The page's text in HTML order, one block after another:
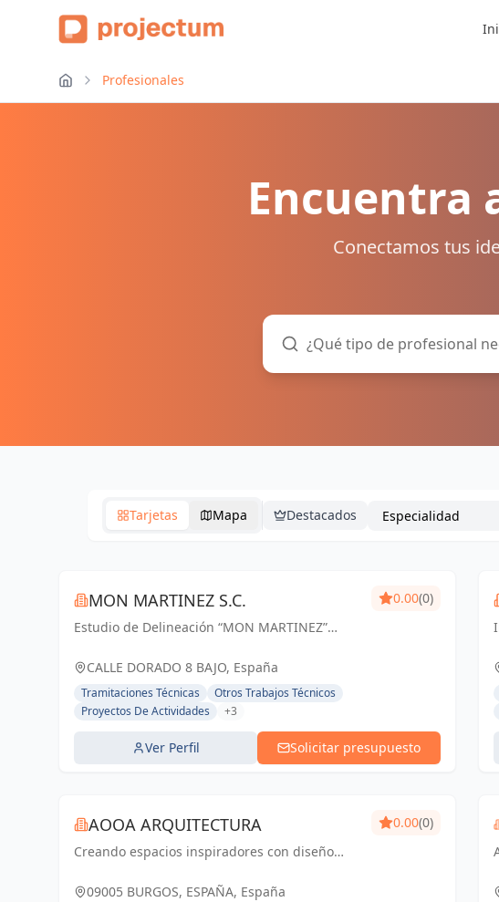
Profesionales
Encuentra
Conectamos tus
Tarjetas Mapa Destacados
MON MARTINEZ S.C.
Estudio de Delineación “MON MARTINEZ”
25 años de experiencia. Entendemos nuestro
trabajo, como parte importante de un trabajo...
0.00(0)
CALLE DORADO 8 BAJO, España
Tramitaciones Técnicas
Otros Trabajos Técnicos
Proyectos De Actividades
+3
Ver Perfil Solicitar presupuesto
AOOA ARQUITECTURA
Creando espacios inspiradores con diseño
0.00(0)
09005 BURGOS, ESPAÑA, España